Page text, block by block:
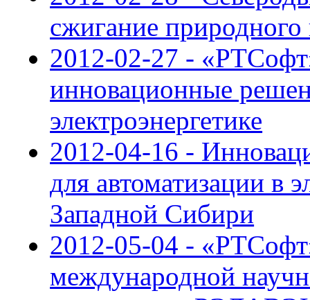
сжигание природного
2012-02-27 -
инновационные
электроэнергетике
2012-04-16 -
для автоматизации в
Западной Сибири
2012-05-04 -
международной